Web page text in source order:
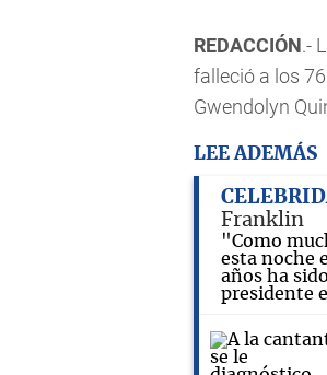
REDACCIÓN.-
falleció a los
Gwendolyn
LEE ADEMÁS
Franklin
"Como
esta noche
años ha
presidente